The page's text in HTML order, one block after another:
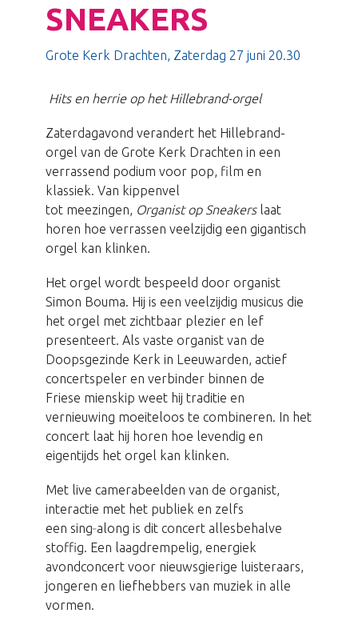
SNEAKERS
Grote Kerk Drachten, Zaterdag 27 juni 20.30
Hits en herrie op het Hillebrand-orgel
Zaterdagavond verandert het Hillebrand-
orgel van de Grote Kerk Drachten in een
verrassend podium voor pop, film en
klassiek. Van kippenvel
tot meezingen, Organist op Sneakers laat
horen hoe verrassen veelzijdig een gigantisch
orgel kan klinken.
Het orgel wordt bespeeld door organist
Simon Bouma. Hij is een veelzijdig musicus die
het orgel met zichtbaar plezier en lef
presenteert. Als vaste organist van de
Doopsgezinde Kerk in Leeuwarden, actief
concertspeler en verbinder binnen de
Friese mienskip weet hij traditie en
vernieuwing moeiteloos te combineren. In het
concert laat hij horen hoe levendig en
eigentijds het orgel kan klinken.
Met live camerabeelden van de organist,
interactie met het publiek en zelfs
een sing‑along is dit concert allesbehalve
stoffig. Een laagdrempelig, energiek
avondconcert voor nieuwsgierige luisteraars,
jongeren en liefhebbers van muziek in alle
vormen.